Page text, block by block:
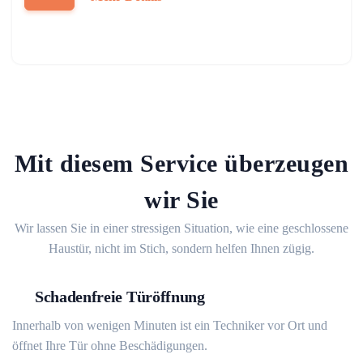
Mit diesem Service überzeugen
wir Sie
Wir lassen Sie in einer stressigen Situation, wie eine geschlossene
Haustür, nicht im Stich, sondern helfen Ihnen zügig.
Schadenfreie Türöffnung
Innerhalb von wenigen Minuten ist ein Techniker vor Ort und
öffnet Ihre Tür ohne Beschädigungen.